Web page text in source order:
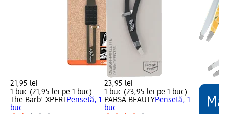
21,95 lei
1 buc (21,95 lei pe 1 buc)
The Barb' XPERT Pensetă, 1
buc
23,95 lei
1 buc (23,95 lei pe 1 buc)
PARSA BEAUTYPensetă, 1
buc